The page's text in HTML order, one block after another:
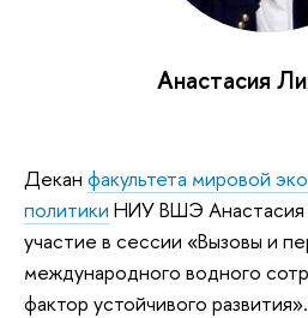
Анастасия
Декан факультета мировой
политики НИУ ВШЭ Анастасия
участие в сессии «Вызовы и
международного водного
фактор устойчивого